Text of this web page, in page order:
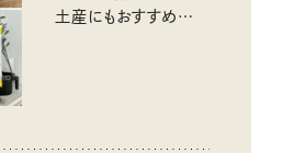
土産にもおすすめのお